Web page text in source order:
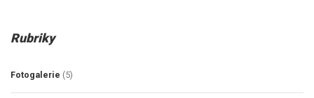
Rubriky
Fotogalerie (5)